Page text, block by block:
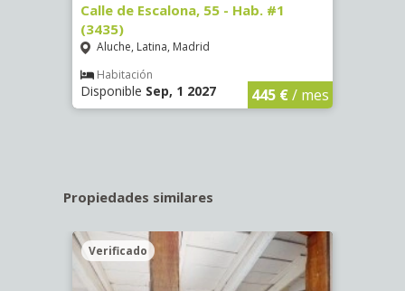
Calle de Escalona, 55 - Hab. #1
(3435)
Aluche, Latina, Madrid
Habitación
Disponible Sep, 1 2027 445 €/ mes
Propiedades similares
Verificado